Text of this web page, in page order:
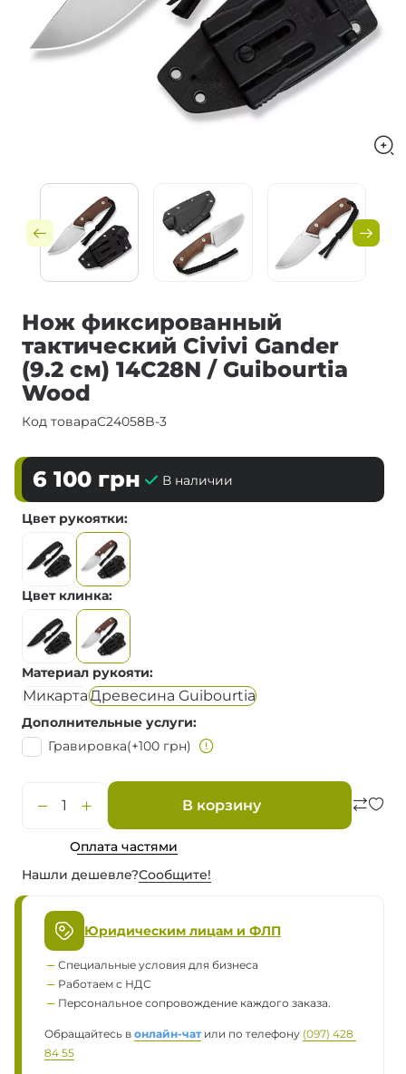
Нож фиксированный
тактический Civivi Gander
(9.2 см) 14C28N / Guibourtia
Wood
Код товараC24058B-3
6 100 грн В наличии
Цвет рукоятки
Цвет клинка
Материал рукояти
МикартаДревесина Guibourtia
Дополнительные услуги
Гравировка(+100 грн)
В корзину
Оплата частями
Нашли дешевле?Сообщите!
Юридическим лицам и ФЛП
Специальные условия для бизнеса
Работаем с НДС
Персональное сопровождение каждого заказа.
Обращайтесь в онлайн-чатили по телефону (097) 428
84 55